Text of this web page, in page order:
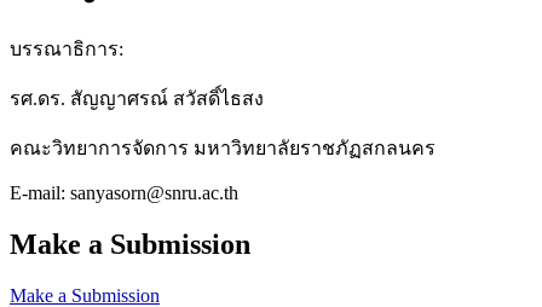
บรรณาธิการ:
รศ.ดร. สัญญาศรณ์ สวัสดิ์ไธสง
คณะวิทยาการจัดการ มหาวิทยาลัยราชภัฏสกลนคร
E-mail: sanyasorn@snru.ac.th
Make a Submission
Make a Submission